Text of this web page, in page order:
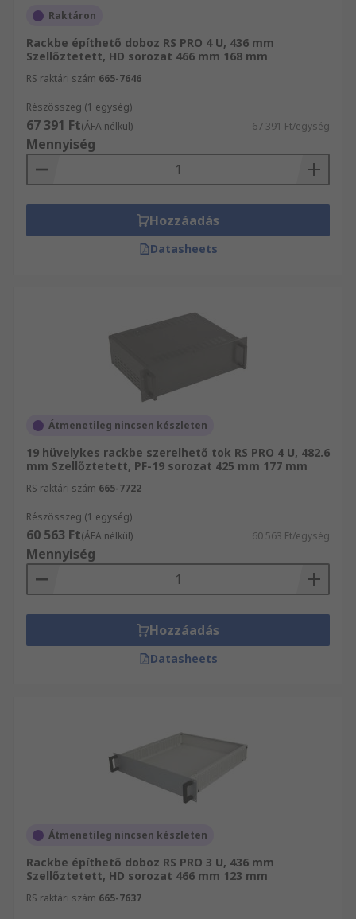
Raktáron
Rackbe építhető doboz RS PRO 4 U, 436 mm
Szellőztetett, HD sorozat 466 mm 168 mm
RS raktári szám 665-7646
Részösszeg (1 egység)
67 391 Ft(ÁFA nélkül) 67 391 Ft/egység
Mennyiség
Hozzáadás
Datasheets
Átmenetileg nincsen készleten
19 hüvelykes rackbe szerelhető tok RS PRO 4 U, 482.6
mm Szellőztetett, PF-19 sorozat 425 mm 177 mm
RS raktári szám 665-7722
Részösszeg (1 egység)
60 563 Ft(ÁFA nélkül) 60 563 Ft/egység
Mennyiség
Hozzáadás
Datasheets
Átmenetileg nincsen készleten
Rackbe építhető doboz RS PRO 3 U, 436 mm
Szellőztetett, HD sorozat 466 mm 123 mm
RS raktári szám 665-7637